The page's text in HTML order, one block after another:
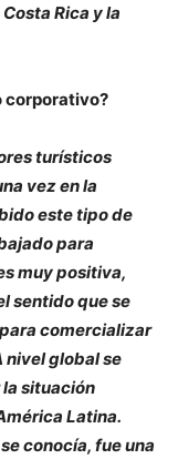
Rica y la
corporativo?
turísticos
vez en la
este tipo de
para
muy positiva,
sentido que se
comercializar
nivel global se
situación
Latina.
conocía, fue una